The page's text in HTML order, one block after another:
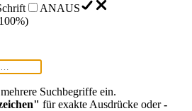
ANAUS
100%)
Suchbegriffe ein.
für exakte Ausdrücke oder-